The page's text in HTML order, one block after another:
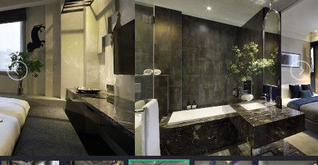
台
訂
房
直
接
跟